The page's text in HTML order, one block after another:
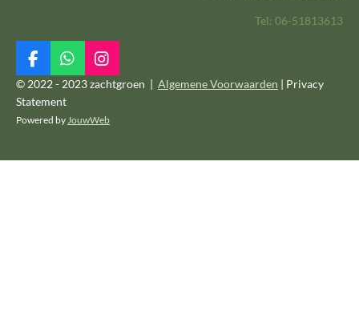
Tel: 06-51813613
F
a
c
e
b
W
h
t
s
I
n
a
© 2022 - 2023 zachtgroen | Algemene Voorwaarden | Privacy
Statement
Powered by JouwWeb